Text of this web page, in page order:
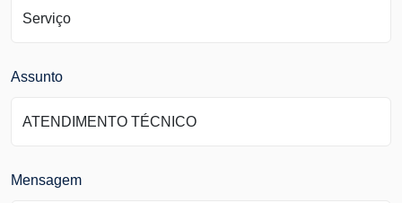
Assunto
Mensagem